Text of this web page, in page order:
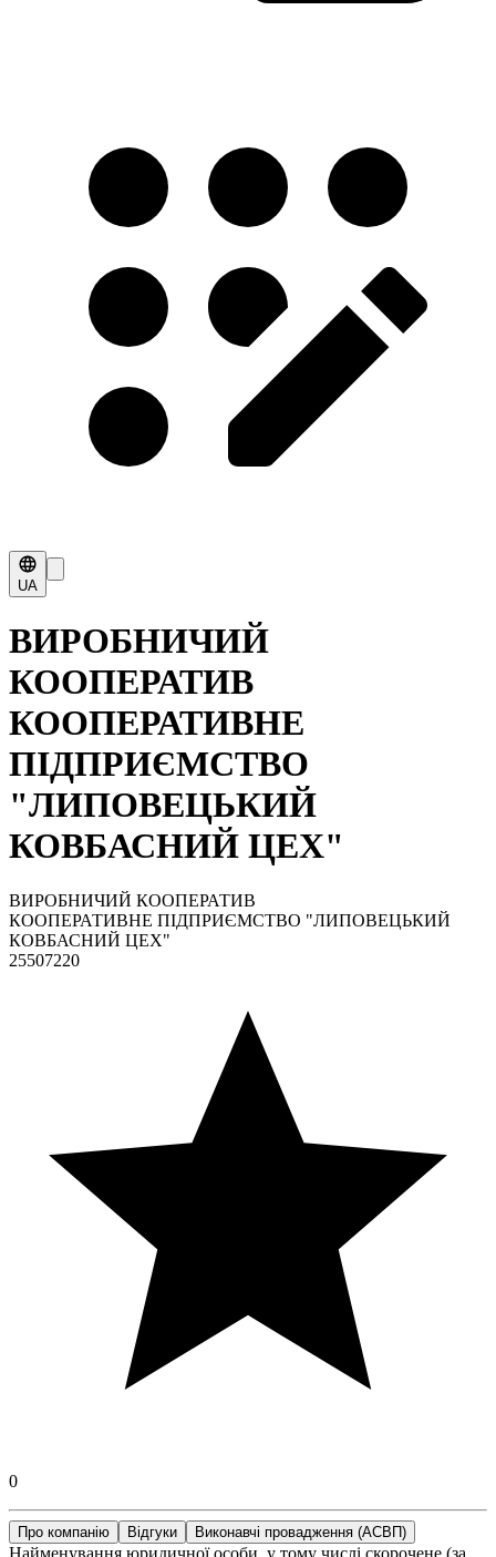
UA
ВИРОБНИЧИЙ
КООПЕРАТИВ
КООПЕРАТИВНЕ
ПІДПРИЄМСТВО
"ЛИПОВЕЦЬКИЙ
КОВБАСНИЙ ЦЕХ"
ВИРОБНИЧИЙ КООПЕРАТИВ
КООПЕРАТИВНЕ ПІДПРИЄМСТВО "ЛИПОВЕЦЬКИЙ
КОВБАСНИЙ ЦЕХ"
25507220
0
Про компанію Відгуки Виконавчі провадження (АСВП)
Найменування юридичної особи, у тому числі скорочене (за